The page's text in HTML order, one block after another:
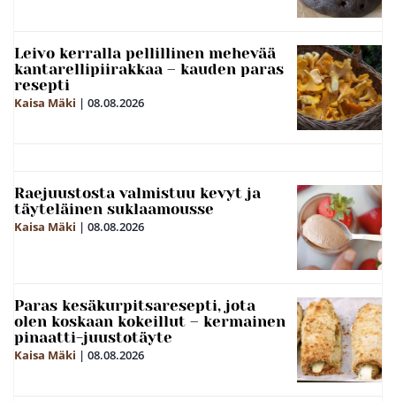
Leivo kerralla pellillinen mehevää
kantarellipiirakkaa – kauden paras
resepti
Kaisa Mäki | 08.08.2026
Raejuustosta valmistuu kevyt ja
täyteläinen suklaamousse
Kaisa Mäki | 08.08.2026
Paras kesäkurpitsaresepti, jota
olen koskaan kokeillut – kermainen
pinaatti-juustotäyte
Kaisa Mäki | 08.08.2026